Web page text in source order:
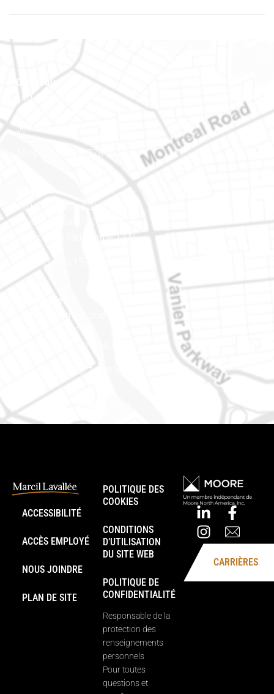
Gatineau
100-200, rue Montcalm
Gatineau (Québec)
J8Y 3B5
Téléphone : 819-778-2428
400-1420, place Blair Towers
Ottawa (Ontario) K1J 9L8
(Adjacent à l’autoroute 174)
Téléphone : 613-745-8387
Est ontarien
888, rue Notre-Dame
Case postale 101
Embrun (Ontario) K0A 1W1
Téléphone : 613-745-8387
ACCESSIBILITÉ
ACCÈS EMPLOYÉ
NOUS JOINDRE
PLAN DE SITE
POLITIQUE DES
COOKIES
CONDITIONS
D’UTILISATION
DU SITE WEB
POLITIQUE DE
CONFIDENTIALITÉ
Responsable de la
protection des
renseignements
personnels
Pour toutes
questions et
CARRIÈRES